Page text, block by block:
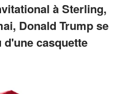
à Sterling,
Donald Trump se
casquette